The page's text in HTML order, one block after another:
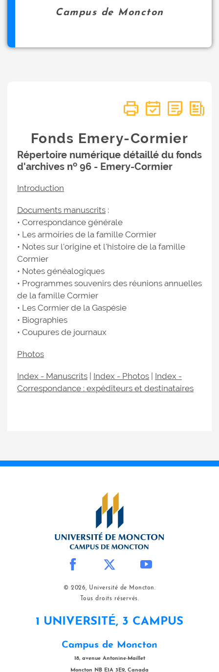
Campus de Moncton
Fonds Emery-Cormier
Répertoire numérique détaillé du fonds
d'archives no 96 - Emery-Cormier
Introduction
Documents manuscrits :
• Correspondance générale
• Les armoiries de la famille Cormier
• Notes sur l'origine et l'histoire de la famille
Cormier
• Notes généalogiques
• Programmes souvenirs des réunions annuelles
de la famille Cormier
• Les Cormier de la Gaspésie
• Biographies
• Coupures de journaux
Photos
Index - Manuscrits Index - Photos
Index -
Correspondance : expéditeurs et destinataires
© 2026, Université de Moncton.
Tous droits réservés.
1 UNIVERSITÉ, 3 CAMPUS
Campus de Moncton
18, avenue Antonine-Maillet
Moncton NB E1A 3E9, Canada